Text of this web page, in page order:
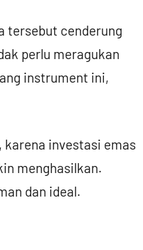
tersebut cenderung
perlu meragukan
instrument ini,
investasi emas
menghasilkan.
dan ideal.